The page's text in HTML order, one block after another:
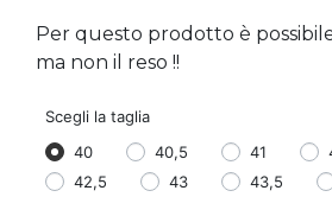
Per questo prodotto è
ma non il reso !!
Scegli la taglia
40
40,5 41
42,5
43 43,5